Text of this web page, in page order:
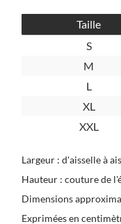
Taille
S
M
L
XL
XXL
Largeur : d'aisselle à
Hauteur : couture de
Dimensions
Exprimées en